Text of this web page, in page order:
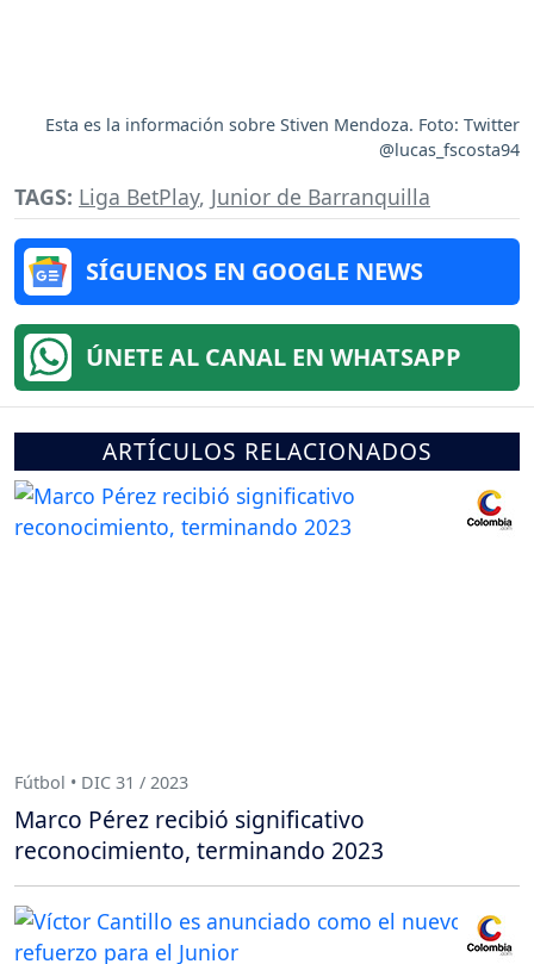
Esta es la información sobre Stiven Mendoza. Foto: Twitter
@lucas_fscosta94
TAGS: Liga BetPlay, Junior de Barranquilla
SÍGUENOS EN GOOGLE NEWS
ÚNETE AL CANAL EN WHATSAPP
ARTÍCULOS RELACIONADOS
Fútbol • DIC 31 / 2023
Marco Pérez recibió significativo
reconocimiento, terminando 2023